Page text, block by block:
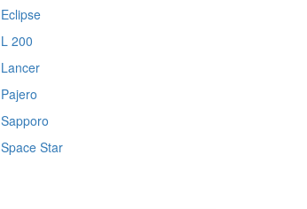
Eclipse
L 200
Lancer
Pajero
Sapporo
Space Star